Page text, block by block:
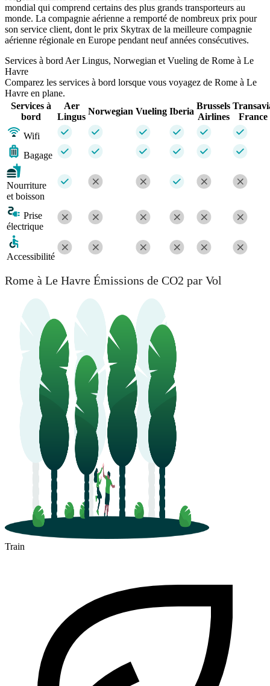
mondial qui comprend certains des plus grands transporteurs au
monde. La compagnie aérienne a remporté de nombreux prix pour
son service client, dont le prix Skytrax de la meilleure compagnie
aérienne régionale en Europe pendant neuf années consécutives.
Services à bord Aer Lingus, Norwegian et Vueling de Rome à Le
Havre
Comparez les services à bord lorsque vous voyagez de Rome à Le
Havre en plane.
Services à
bord
Aer
Lingus
Norwegian Vueling Iberia
Brussels
Airlines
France
Wifi
Bagage
Nourriture
et boisson
Prise
électrique
Accessibilité
Rome à Le Havre Émissions de CO2 par Vol
Train